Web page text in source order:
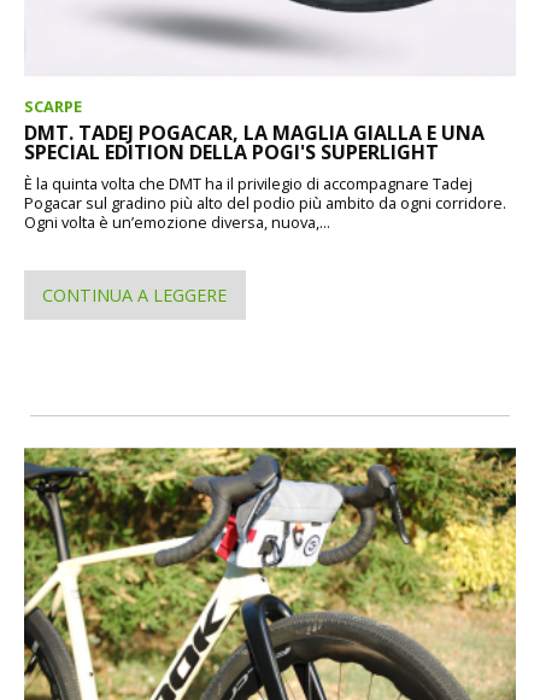
SCARPE
DMT. TADEJ POGACAR, LA MAGLIA GIALLA E UNA
SPECIAL EDITION DELLA POGI'S SUPERLIGHT
È la quinta volta che DMT ha il privilegio di accompagnare Tadej
Pogacar sul gradino più alto del podio più ambito da ogni corridore.
Ogni volta è un’emozione diversa, nuova,...
CONTINUA A LEGGERE